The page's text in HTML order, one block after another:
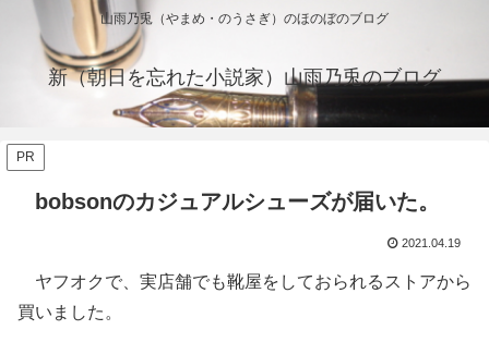
山雨乃兎（やまめ・のうさぎ）のほのぼのブログ
新（朝日を忘れた小説家）山雨乃兎のブログ
PR
bobsonのカジュアルシューズが届いた。
2021.04.19
ヤフオクで、実店舗でも靴屋をしておられるストアから
買いました。